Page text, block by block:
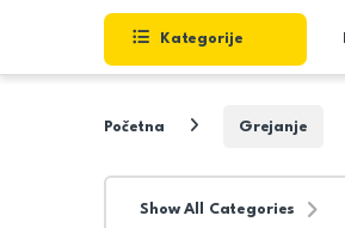
Kategorije
Početna Grejanje
Show All Categories